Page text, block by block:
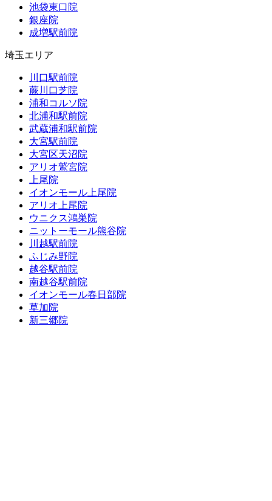
池袋東口院
銀座院
成増駅前院
埼玉エリア
川口駅前院
蕨川口芝院
浦和コルソ院
北浦和駅前院
武蔵浦和駅前院
大宮駅前院
大宮区天沼院
アリオ鷲宮院
上尾院
イオンモール上尾院
アリオ上尾院
ウニクス鴻巣院
ニットーモール熊谷院
川越駅前院
ふじみ野院
越谷駅前院
南越谷駅前院
イオンモール春日部院
草加院
新三郷院